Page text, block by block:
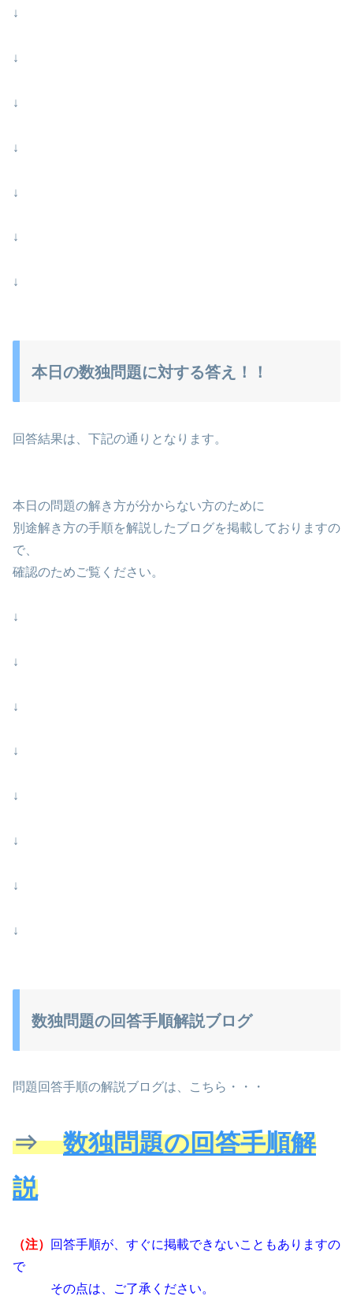
↓
↓
↓
↓
↓
↓
↓
本日の数独問題に対する答え！！
回答結果は、下記の通りとなります。
本日の問題の解き方が分からない方のために
別途解き方の手順を解説したブログを掲載しておりますの
で、
確認のためご覧ください。
↓
↓
↓
↓
↓
↓
↓
↓
数独問題の回答手順解説ブログ
問題回答手順の解説ブログは、こちら・・・
⇒数独問題の回答手順解
説
（注）
回答手順が、すぐに掲載できないこともありますの
で
その点は、ご了承ください。